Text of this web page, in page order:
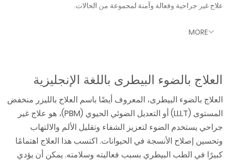
علاج غير جراحية وفعالة وآمنة لمجموعة من الحالات.
MORE
العلاج بالضوء البيطرى باللغة الإنجليزية
العلاج بالضوء البيطرى، المعروف أيضًا باسم العلاج بالليزر منخفض
المستوى (LLLT) أو التعديل الضوئي الحيوي (PBM)، هو علاج غير
جراحي يستخدم الضوء لتعزيز الشفاء وتقليل الألم والالتهاب
وتحسين إصلاح الأنسجة في الحيوانات. اكتسب هذا العلاج اهتمامًا
كبيرًا في الطب البيطري بسبب فعاليته وسلامته. يمكن أن يؤدي